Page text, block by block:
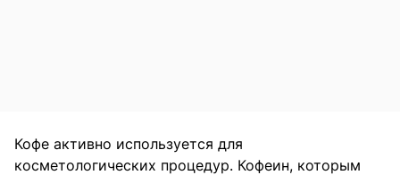
Кофе активно используется для
косметологических процедур. Кофеин, которым